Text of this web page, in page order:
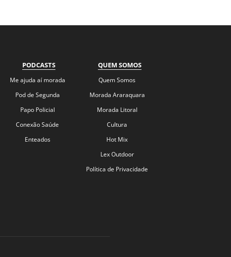
PODCASTS
Me ajuda aí morada
Pod de Segunda
Papo Policial
Conexão Saúde
Enteados
QUEM SOMOS
Quem Somos
Morada Araraquara
Morada Litoral
Cultura
Hot Mix
Lex Outdoor
Política de Privacidade